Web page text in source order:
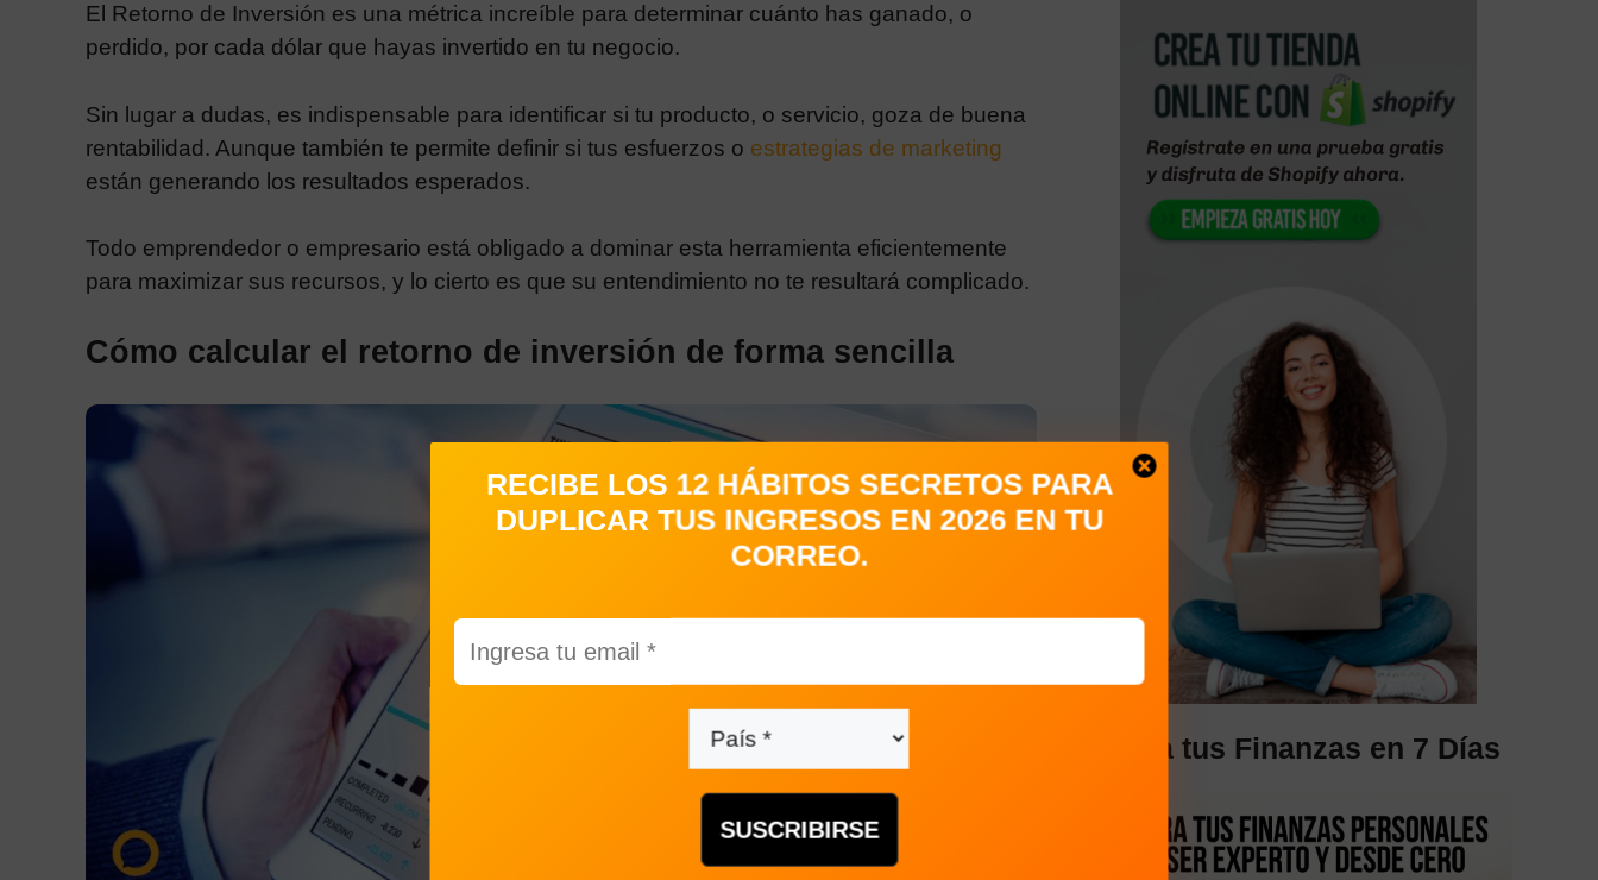
El Retorno de Inversión es una métrica increíble para determinar cuánto has ganado, o
perdido, por cada dólar que hayas invertido en tu negocio.
Sin lugar a dudas, es indispensable para identificar si tu producto, o servicio, goza de buena
rentabilidad. Aunque también te permite definir si tus esfuerzos o estrategias de marketing
están generando los resultados esperados.
Todo emprendedor o empresario está obligado a dominar esta herramienta eficientemente
para maximizar sus recursos, y lo cierto es que su entendimiento no te resultará complicado.
Cómo calcular el retorno de inversión de forma sencilla
RECIBE LOS 12 HÁBITOS SECRETOS PARA
DUPLICAR TUS INGRESOS EN 2026 EN TU
CORREO.
Libera tus Finanzas en 7 Días